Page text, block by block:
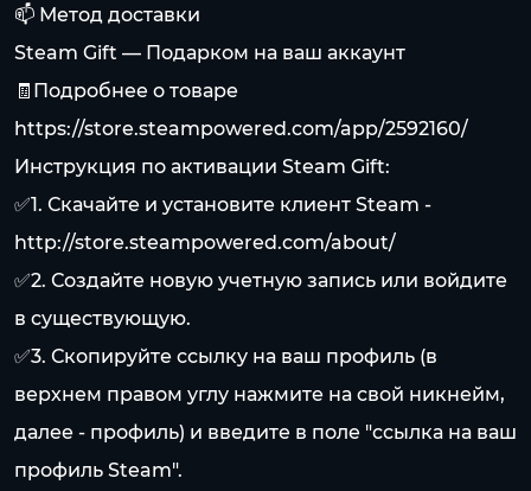
📫 Метод доставки
Steam Gift — Подарком на ваш аккаунт
🧾Подробнее о товаре
https://store.steampowered.com/app/2592160/
Инструкция по активации Steam Gift:
✅1. Скачайте и установите клиент Steam -
http://store.steampowered.com/about/
✅2. Создайте новую учетную запись или войдите
в существующую.
✅3. Скопируйте ссылку на ваш профиль (в
верхнем правом углу нажмите на свой никнейм,
далее - профиль) и введите в поле "ссылка на ваш
профиль Steam".